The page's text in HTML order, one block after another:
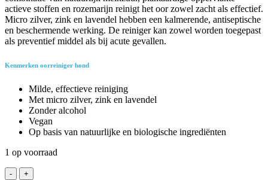
actieve stoffen en rozemarijn reinigt het oor zowel zacht als effectief.
Micro zilver, zink en lavendel hebben een kalmerende, antiseptische
en beschermende werking. De reiniger kan zowel worden toegepast
als preventief middel als bij acute gevallen.
Kenmerken oorreiniger hond
Milde, effectieve reiniging
Met micro zilver, zink en lavendel
Zonder alcohol
Vegan
Op basis van natuurlijke en biologische ingrediënten
1 op voorraad
Lila